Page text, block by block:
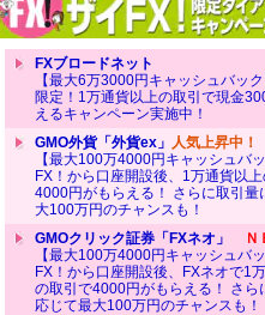
FXブロードネット
【最大6万3000円キャッシュバッ
限定！1万通貨以上の取引で現金
えるキャンペーン実施中！
GMO外貨「外貨ex」 人気上昇中！
【最大100万4000円キャッシュバ
FX！から口座開設後、1万通貨以
4000円がもらえる！ さらに取引量
大100万円のチャンスも！
GMOクリック証券「FXネオ」
Ｎ
【最大100万4000円キャッシュバ
FX！から口座開設後、FXネオで1
の取引で4000円がもらえる！ さら
応じて最大100万円のチャンスも！